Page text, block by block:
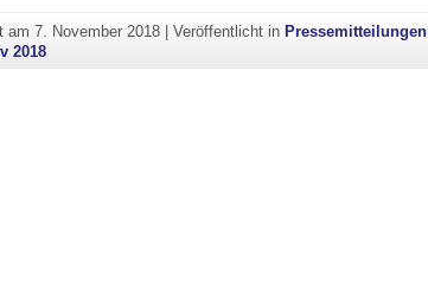
am7. November 2018 |Veröffentlicht inPressemitteilungen
2018